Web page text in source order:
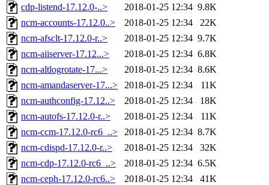
cdp-listend-17.12.0-..>
2018-01-25 12:34 9.8K
ncm-accounts-17.12.0..>
2018-01-25 12:34
22K
ncm-afsclt-17.12.0-r..>
2018-01-25 12:34 9.7K
ncm-aiiserver-17.12...>
2018-01-25 12:34 6.8K
ncm-altlogrotate-17...>
2018-01-25 12:34 8.6K
ncm-amandaserver-17...>
2018-01-25 12:34
11K
ncm-authconfig-17.12..>
2018-01-25 12:34
18K
ncm-autofs-17.12.0-r..>
2018-01-25 12:34
11K
ncm-ccm-17.12.0-rc6_..>
2018-01-25 12:34 8.7K
ncm-cdispd-17.12.0-r..>
2018-01-25 12:34
32K
ncm-cdp-17.12.0-rc6_..>
2018-01-25 12:34 6.5K
ncm-ceph-17.12.0-rc6..>
2018-01-25 12:34
41K